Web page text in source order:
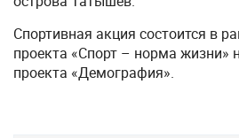
Спортивная акция состоится в
проекта «Спорт – норма жизни»
проекта «Демография».